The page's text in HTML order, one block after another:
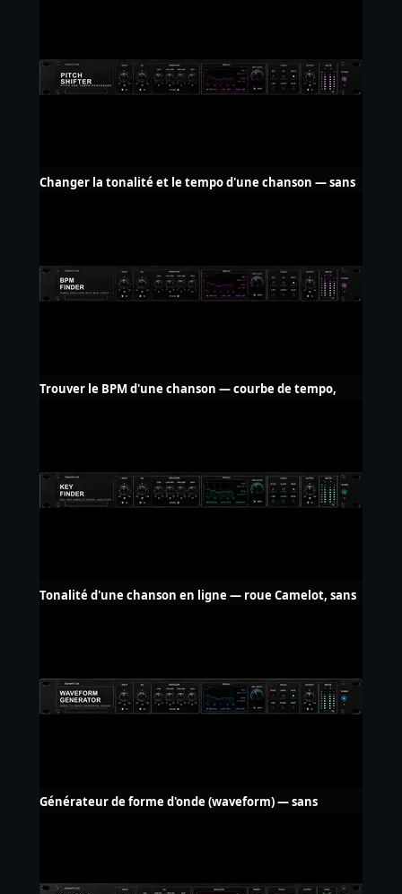
Changer la tonalité et le tempo d'une chanson — sans
Trouver le BPM d'une chanson — courbe de tempo,
Tonalité d'une chanson en ligne — roue Camelot, sans
Générateur de forme d'onde (waveform) — sans